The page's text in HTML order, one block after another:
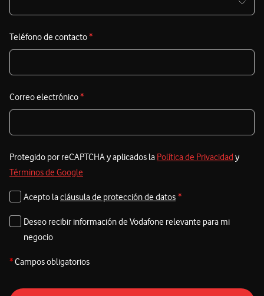
Teléfono de contacto*
Correo electrónico*
Protegido por reCAPTCHA y aplicados la Política de Privacidad y
Términos de Google
Acepto lacláusula de protección de datos *
Deseo recibir información de Vodafone relevante para mi
negocio
*Campos obligatorios